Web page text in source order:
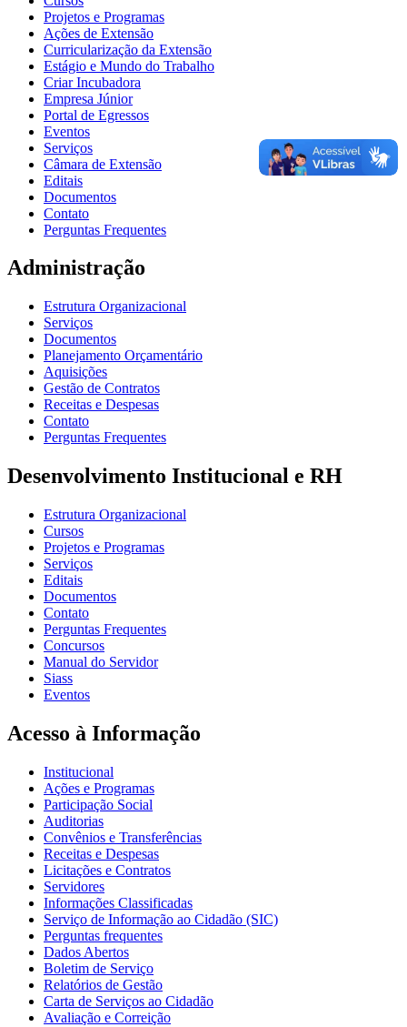
Projetos e Programas
Ações de Extensão
Curricularização da Extensão
Estágio e Mundo do Trabalho
Criar Incubadora
Empresa Júnior
Portal de Egressos
Eventos
Serviços
Câmara de Extensão
Editais
Documentos
Contato
Perguntas Frequentes
Administração
Estrutura Organizacional
Serviços
Documentos
Planejamento Orçamentário
Aquisições
Gestão de Contratos
Receitas e Despesas
Contato
Perguntas Frequentes
Desenvolvimento Institucional e RH
Estrutura Organizacional
Cursos
Projetos e Programas
Serviços
Editais
Documentos
Contato
Perguntas Frequentes
Concursos
Manual do Servidor
Siass
Eventos
Acesso à Informação
Institucional
Ações e Programas
Participação Social
Auditorias
Convênios e Transferências
Receitas e Despesas
Licitações e Contratos
Servidores
Informações Classificadas
Serviço de Informação ao Cidadão (SIC)
Perguntas frequentes
Dados Abertos
Boletim de Serviço
Relatórios de Gestão
Carta de Serviços ao Cidadão
Avaliação e Correição